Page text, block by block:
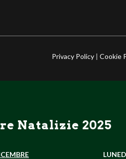
Privacy Policy| Cookie
Natalizie 2025